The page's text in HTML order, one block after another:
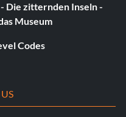
Die zitternden Inseln -
Museum
Codes